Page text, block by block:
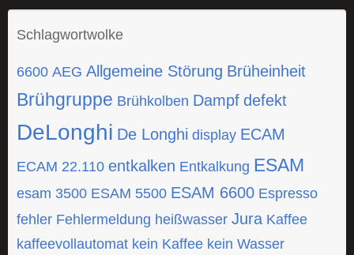
Schlagwortwolke
6600 AEG Allgemeine Störung Brüheinheit
Brühgruppe Brühkolben Dampf defekt
DeLonghi De Longhi display ECAM
ECAM 22.110 entkalken Entkalkung ESAM
esam 3500 ESAM 5500 ESAM 6600 Espresso
fehler Fehlermeldung heißwasser Jura Kaffee
kaffeevollautomat kein Kaffee kein Wasser